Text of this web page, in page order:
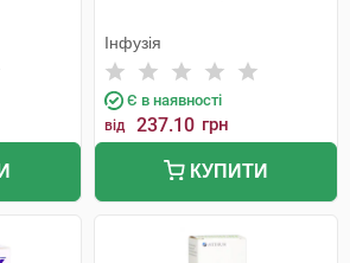
Інфузія
Є в наявності
від 237.10 грн
КУПИТИ